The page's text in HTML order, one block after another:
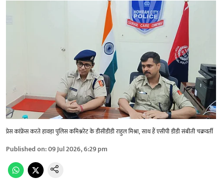
प्रेस कांफ्रेंस करते हावड़ा पुलिस कमिश्नरेट के डीसीडीडी राहुल मिश्रा, साथ हैं एसीपी डीडी संबीती चक्रवर्ती
Published on:09 Jul 2026, 6:29 pm